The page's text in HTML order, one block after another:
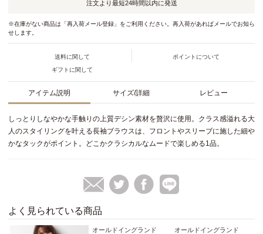
注文より最短24時間以内に発送
※在庫がない商品は「再入荷メール登録」をご利用ください。再入荷があればメールでお知ら
せします。
送料に関して
ポイントについて
ギフトに関して
アイテム説明 サイズ/詳細 レビュー
しっとりしなやかな手触りの上質デシン素材を贅沢に使用。クラス感溢れる大
人のスタイリングを叶える長袖ブラウスは、フロントやスリーブに施した細や
かなタックがポイント。どこかクラシカルなムードで楽しめる1品。
よく見られている商品
オールドイングランド
オールドイングランド